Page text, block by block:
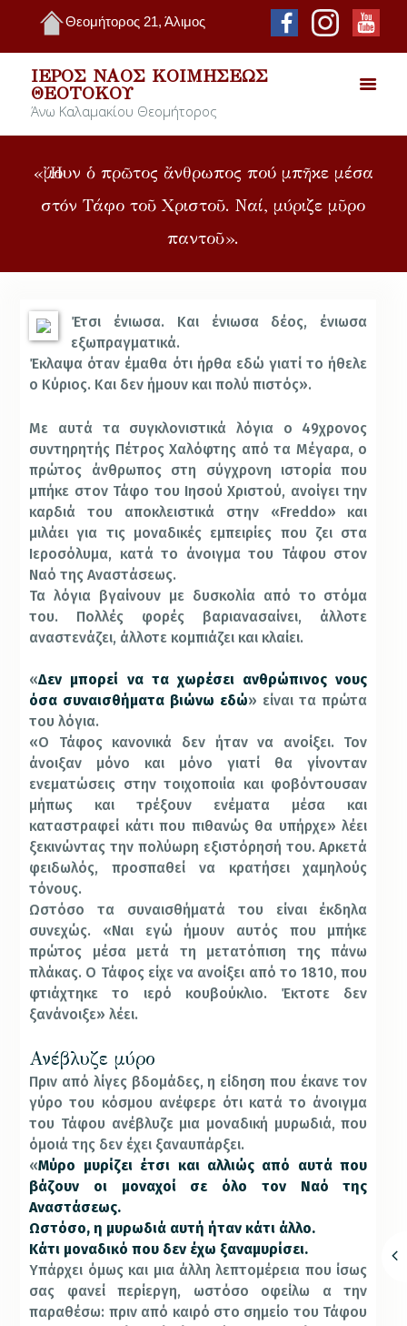
Θεομήτορος 21, Άλιμος
ΙΕΡΌΣ ΝΑΌΣ ΚΟΙΜΉΣΕΩΣ
ΘΕΟΤΌΚΟΥ
Άνω Καλαμακίου Θεομήτορος
«Ἤμουν ὁ πρῶτος ἄνθρωπος πού μπῆκε μέσα
στόν Τάφο τοῦ Χριστοῦ. Ναί, μύριζε μῦρο
παντοῦ».
Έτσι ένιωσα. Και ένιωσα δέος, ένιωσα
εξωπραγματικά.
Έκλαψα όταν έμαθα ότι ήρθα εδώ γιατί το ήθελε
ο Κύριος. Και δεν ήμουν και πολύ πιστός».
Με αυτά τα συγκλονιστικά λόγια ο 49χρονος
συντηρητής Πέτρος Χαλόφτης από τα Μέγαρα, ο
πρώτος άνθρωπος στη σύγχρονη ιστορία που
μπήκε στον Τάφο του Ιησού Χριστού, ανοίγει την
καρδιά του αποκλειστικά στην «Freddo» και
μιλάει για τις μοναδικές εμπειρίες που ζει στα
Ιεροσόλυμα, κατά το άνοιγμα του Τάφου στον
Ναό της Αναστάσεως.
Τα λόγια βγαίνουν με δυσκολία από το στόμα
του. Πολλές φορές βαριανασαίνει, άλλοτε
αναστενάζει, άλλοτε κομπιάζει και κλαίει.
«Δεν μπορεί να τα χωρέσει ανθρώπινος νους
όσα συναισθήματα βιώνω εδώ» είναι τα πρώτα
του λόγια.
«Ο Τάφος κανονικά δεν ήταν να ανοίξει. Τον
άνοιξαν μόνο και μόνο γιατί θα γίνονταν
ενεματώσεις στην τοιχοποιία και φοβόντουσαν
μήπως και τρέξουν ενέματα μέσα και
καταστραφεί κάτι που πιθανώς θα υπήρχε» λέει
ξεκινώντας την πολύωρη εξιστόρησή του. Αρκετά
φειδωλός, προσπαθεί να κρατήσει χαμηλούς
τόνους.
Ωστόσο τα συναισθήματά του είναι έκδηλα
συνεχώς. «Ναι εγώ ήμουν αυτός που μπήκε
πρώτος μέσα μετά τη μετατόπιση της πάνω
πλάκας. Ο Τάφος είχε να ανοίξει από το 1810, που
φτιάχτηκε το ιερό κουβούκλιο. Έκτοτε δεν
ξανάνοιξε» λέει.
Ανέβλυζε μύρο
Πριν από λίγες βδομάδες, η είδηση που έκανε τον
γύρο του κόσμου ανέφερε ότι κατά το άνοιγμα
του Τάφου ανέβλυζε μια μοναδική μυρωδιά, που
όμοιά της δεν έχει ξαναυπάρξει.
«Μύρο μυρίζει έτσι και αλλιώς από αυτά που
βάζουν οι μοναχοί σε όλο τον Ναό της
Αναστάσεως.
Ωστόσο, η μυρωδιά αυτή ήταν κάτι άλλο.
Κάτι μοναδικό που δεν έχω ξαναμυρίσει.
Υπάρχει όμως και μια άλλη λεπτομέρεια που ίσως
σας φανεί περίεργη, ωστόσο οφείλω α την
παραθέσω: πριν από καιρό στο σημείο του Τάφου